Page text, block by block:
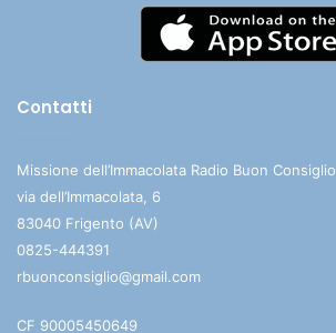
Contatti
Missione dell’Immacolata Radio Buon Consiglio
via dell’Immacolata, 6
83040 Frigento (AV)
0825-444391
rbuonconsiglio@gmail.com
CF 90005450649